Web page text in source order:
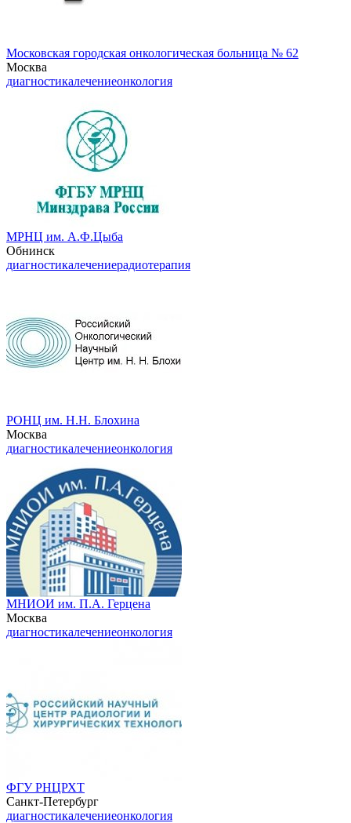
Московская городская онкологическая больница № 62
Москва
диагностикалечениеонкология
МРНЦ им. А.Ф.Цыба
Обнинск
диагностикалечениерадиотерапия
РОНЦ им. Н.Н. Блохина
Москва
диагностикалечениеонкология
МНИОИ им. П.А. Герцена
Москва
диагностикалечениеонкология
ФГУ РНЦРХТ
Санкт-Петербург
диагностикалечениеонкология